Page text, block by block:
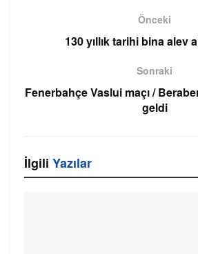
Önceki
130 yıllık tarihi bina alev
Sonraki
Fenerbahçe Vaslui maçı /
geldi
İlgili Yazılar